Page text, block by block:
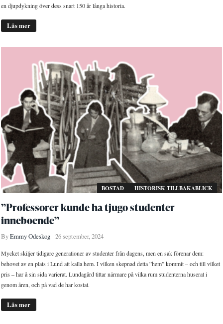
en djupdykning över dess snart 150 år långa historia.
Läs mer
BOSTAD HISTORISK TILLBAKABLICK
”Professorer kunde ha tjugo studenter
inneboende”
ByEmmy Odeskog 26 september, 2024
Mycket skiljer tidigare generationer av studenter från dagens, men en sak förenar dem:
behovet av en plats i Lund att kalla hem. I vilken skepnad detta ”hem” kommit – och till vilket
pris – har å sin sida varierat. Lundagård tittar närmare på vilka rum studenterna huserat i
genom åren, och på vad de har kostat.
Läs mer